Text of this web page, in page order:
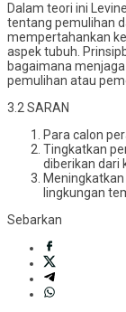
Dalam teori ini
tentang pemulihan
mempertahankan
aspek tubuh.
bagaimana
pemulihan atau
3.2 SARAN
Para calon
Tingkatkan
diberikan dari
lingkungan
Sebarkan